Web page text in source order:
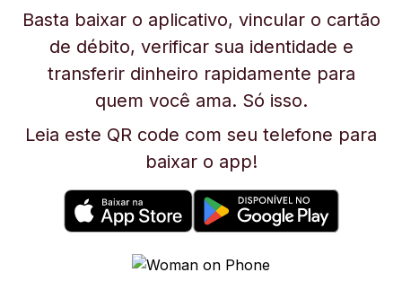
Basta baixar o aplicativo, vincular o cartão
de débito, verificar sua identidade e
transferir dinheiro rapidamente para
quem você ama. Só isso.
Leia este QR code com seu telefone para
baixar o app!